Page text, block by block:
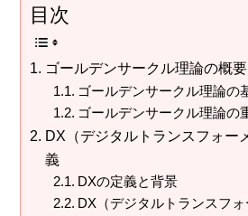
目次
ゴールデンサークル理論の概要
ゴールデンサークル理論の
ゴールデンサークル理論の
DX（デジタルトランスフォー
義
DXの定義と背景
DX（デジタルトランスフ